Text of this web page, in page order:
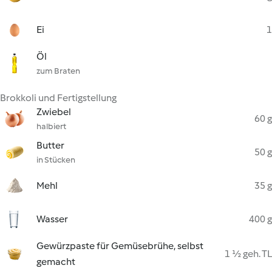
Ei 1
Öl
zum Braten
Brokkoli und Fertigstellung
Zwiebel
halbiert
60 g
Butter
in Stücken
50 g
Mehl 35 g
Wasser 400 g
Gewürzpaste für Gemüsebrühe, selbst
gemacht
1 ½ geh. TL